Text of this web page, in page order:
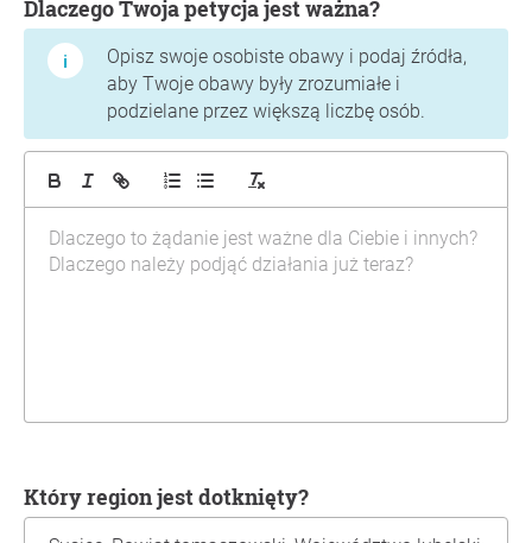
Dlaczego Twoja petycja jest ważna?
Opisz swoje osobiste obawy i podaj źródła,
aby Twoje obawy były zrozumiałe i
podzielane przez większą liczbę osób.
Który region jest dotknięty?